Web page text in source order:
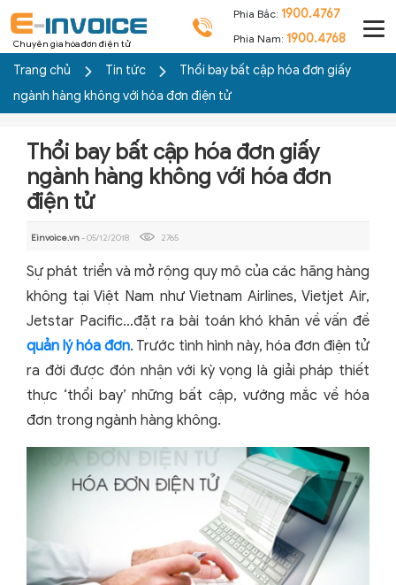
Chuyên gia hóa đơn điện tử
Phía Bắc: 1900.4767
Phía Nam: 1900.4768
Trang chủ Tin tức
Thổi bay bất cập hóa đơn giấy
ngành hàng không với hóa đơn điện tử
Thổi bay bất cập hóa đơn giấy
ngành hàng không với hóa đơn
điện tử
Einvoice.vn- 05/12/2018 2765
Sự phát triển và mở rộng quy mô của các hãng hàng
không tại Việt Nam như Vietnam Airlines, Vietjet Air,
Jetstar Pacific…đặt ra bài toán khó khăn về vấn đề
quản lý hóa đơn. Trước tình hình này, hóa đơn điện tử
ra đời được đón nhận với kỳ vọng là giải pháp thiết
thực ‘thổi bay’ những bất cập, vướng mắc về hóa
đơn trong ngành hàng không.